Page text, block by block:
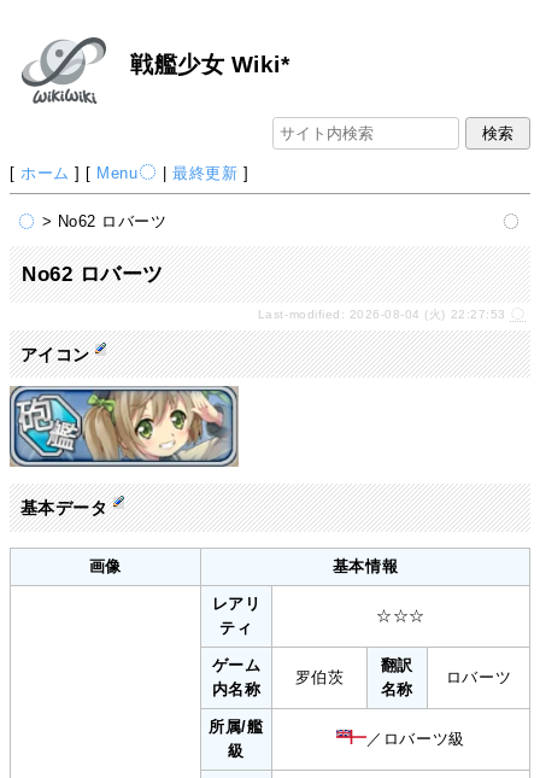
戦艦少女 Wiki*
[ ホーム ] [ Menu |最終更新 ]
> No62 ロバーツ
No62 ロバーツ
Last-modified: 2026-08-04 (火) 22:27:53
アイコン
基本データ
画像 基本情報
レアリ
ティ
☆☆☆
ゲーム
内名称
罗伯茨
翻訳
名称
ロバーツ
所属/艦
級
／ロバーツ級